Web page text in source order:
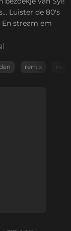
Luister de 80's
En stream em
remix